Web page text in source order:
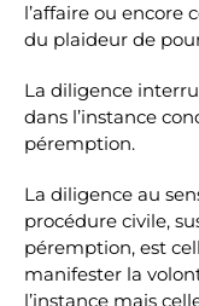
l’affaire ou encore
du plaideur de
La diligence
dans l’instance
péremption.
La diligence au
procédure civile,
péremption, est
manifester la
l’instance mais